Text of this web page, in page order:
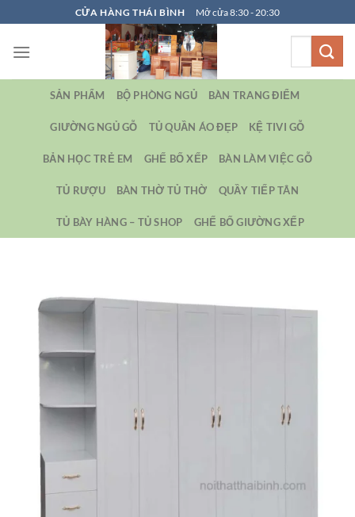
qua
nội
CỬA HÀNG THÁI BÌNH Mở cửa 8:30 - 20:30
SẢN PHẨM BỘ PHÒNG NGỦ BÀN TRANG ĐIỂM
GIƯỜNG NGỦ GỖ TỦ QUẦN ÁO ĐẸP KỆ TIVI GỖ
BẢN HỌC TRẺ EM GHẾ BỐ XẾP BÀN LÀM VIỆC GỖ
TỦ RƯỢU BÀN THỜ TỦ THỜ QUẦY TIẾP TÂN
TỦ BÀY HÀNG – TỦ SHOP GHẾ BỐ GIƯỜNG XẾP